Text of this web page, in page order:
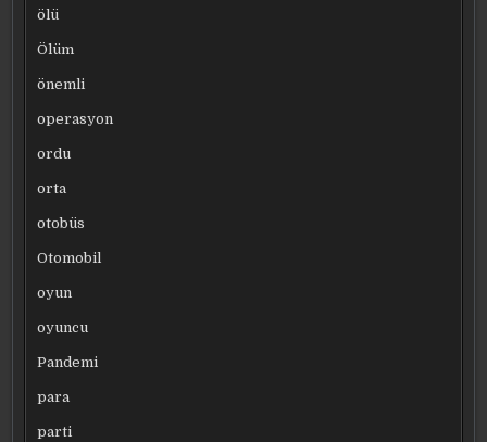
ölü
Ölüm
önemli
operasyon
ordu
orta
otobüs
Otomobil
oyun
oyuncu
Pandemi
para
parti